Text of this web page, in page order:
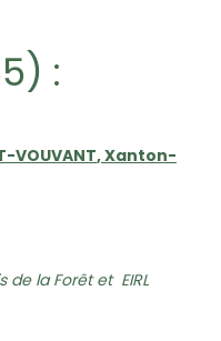
:
VOUVANT, Xanton-
de la Forêt et EIRL